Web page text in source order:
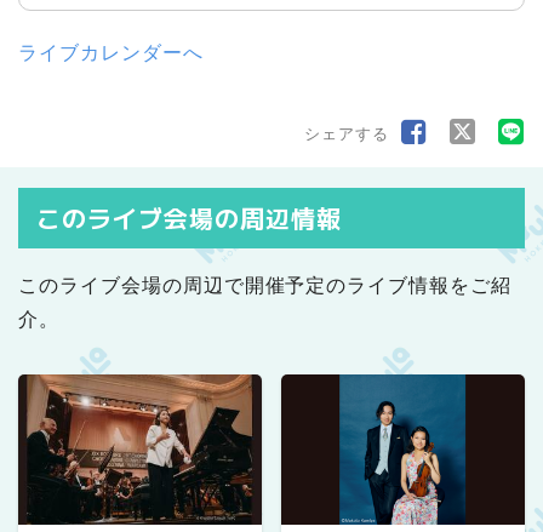
ライブカレンダーへ
シェアする
このライブ会場の周辺情報
このライブ会場の周辺で開催予定のライブ情報をご紹
介。